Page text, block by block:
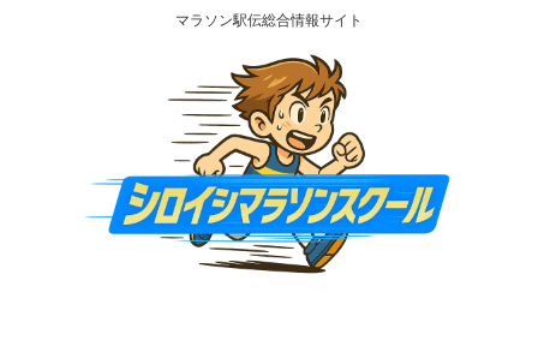
マラソン駅伝総合情報サイト